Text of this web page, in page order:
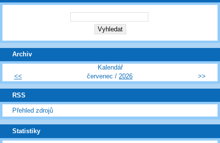
Archiv
Kalendář
<<
červenec / 2026 >>
RSS
Přehled zdrojů
Statistiky